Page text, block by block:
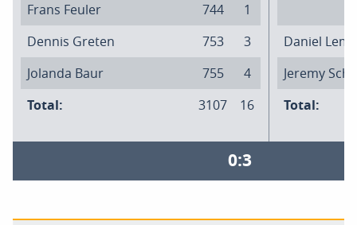
Frans Feuler
744
1
Dennis Greten
753
3
Jolanda Baur
755
4
Total:
3107 16
Daniel
Jeremy
Total:
0:3